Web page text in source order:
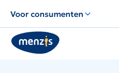
voor
snelle
navigatie
Voor consumenten